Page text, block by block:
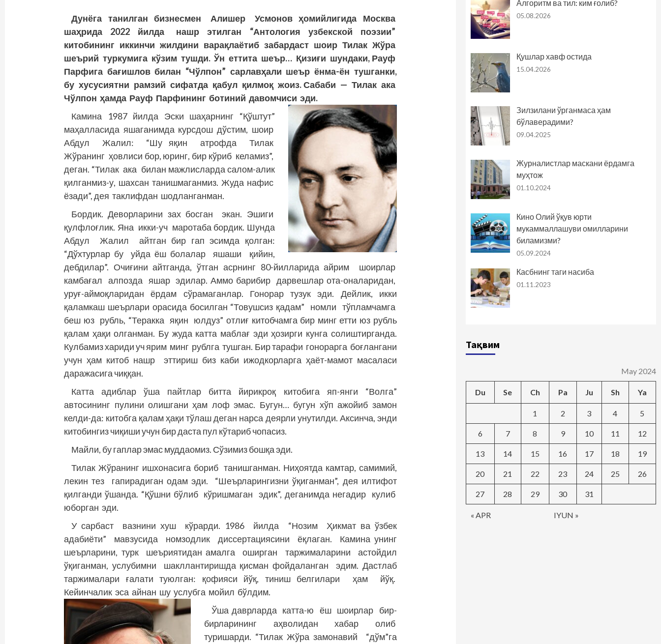
Дунёга танилган бизнесмен Алишер Усмонов ҳомийлигида Москва
шаҳрида 2022 йилда нашр этилган “Антология узбекской поэзии”
китобининг иккинчи жилдини варақлаётиб забардаст шоир Тилак Жўра
шеърий туркумига кўзим тушди. Ўн еттита шеър… Қизиғи шундаки, Рауф
Парфига бағишлов билан “Чўлпон” сарлавҳали шеър ёнма-ён тушганки,
бу хусусиятни рамзий сифатда қабул қилмоқ жоиз. Сабаби — Тилак ака
Чўлпон ҳамда Рауф Парфининг ботиний давомчиси эди.
Камина 1987 йилда Эски шаҳарнинг “Қўштут”
маҳалласида яшаганимда курсдош дўстим, шоир
Абдул Жалил: “Шу яқин атрофда Тилак
Жўранинг ҳовлиси бор, юринг, бир кўриб келамиз”,
деган. “Тилак ака билан мажлисларда салом-алик
қилганмиз-у, шахсан танишмаганмиз. Жуда нафис
ёзади”, дея таклифдан шодланганман.
Бордик. Деворларини зах босган экан. Эшиги
қулфлоғлик. Яна икки-уч маротаба бордик. Шунда
Абдул Жалил айтган бир гап эсимда қолган:
“Дўхтурлар бу уйда ёш болалар яшаши қийин,
дебдилар”. Очиғини айтганда, ўтган асрнинг 80-йилларида айрим шоирлар
камбағал алпозда яшар эдилар. Аммо барибир дарвешлар ота-оналаридан,
уруғ-аймоқларидан ёрдам сўрамаганлар. Гонорар тузук эди. Дейлик, икки
қаламкаш шеърлари орасида босилган “Товушсиз қадам” номли тўп­ламчамга
беш юз рубль, “Теракка яқин юлдуз” отлиғ китобчамга бир минг етти юз рубль
қалам ҳақи олганман. Бу жуда катта маб­лағ эди ҳозирги кунга солиштирганда.
Кулбамиз хариди уч ярим минг рублга тушган. Бир тарафи гонорарга боғлангани
учун ҳам китоб нашр эттириш биз каби ижодкорларга ҳаёт-мамот масаласи
даражасига чиққан.
Катта адиблар ўша пайтлар битта йирикроқ китобига яп-янги “Волга”
автосининг пулини олишгани ҳам лоф эмас. Бугун… бугун хўп ажойиб замон
келди-да: китобга қалам ҳақи тўлаш деган нарса деярли унутилди. Аксинча, энди
китобингиз чиқиши учун бир даста пул кўтариб чопасиз.
Майли, бу гаплар эмас муддаомиз. Сўзимиз бошқа эди.
Тилак Жўранинг ишхонасига бориб танишганман. Ниҳоятда камтар, самимий,
лекин тез гапирадиган одам эди. “Шеърларингизни ўқиганман”, дея илтифот
қилганди ўшанда. “Қўшни бўлиб кўришмаган эдик”, деганимда негадир кулиб
юборган эди.
У сарбаст вазнини хуш кўрарди. 1986 йилда “Нозим Ҳикмат ва ўзбек
адабиёти” мавзусида номзодлик диссертациясини ёқлаган. Камина унинг
шеърларини, турк шеъриятидан амалга оширган таржималарини астойдил
ўқиганман, услубимни шакллантиришда қисман фойдаланган эдим. Дастлаб
таржималари ғалати туюлган: қофияси йўқ, тиниш белгилари ҳам йўқ.
Кейинчалик эса айнан шу услубга мойил бўлдим.
Ўша даврларда катта-ю ёш шоирлар бир-
бирларининг аҳволидан хабар олиб
туришарди. “Тилак Жўра замонавий “дўм”га
Алгоритм ва тил: ким ғолиб?
05.08.2026
Қушлар хавф остида
15.04.2026
Зилзилани ўрганмаса ҳам
бўлаверадими?
09.04.2025
Журналистлар маскани ёрдамга
муҳтож
01.10.2024
Кино Олий ўқув юрти
мукаммаллашуви омилларини
биламизми?
05.09.2024
Касбнинг таги насиба
01.11.2023
Тақвим
May 2024
Du Se Ch Pa Ju Sh Ya
« APR IYUN »
1 2 3 4 5
6 7 8 9 10 11 12
13 14 15 16 17 18 19
20 21 22 23 24 25 26
27 28 29 30 31